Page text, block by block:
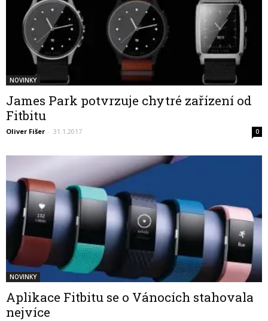
NOVINKY
James Park potvrzuje chytré zařízení od
Fitbitu
Oliver Fišer - 31.1.2017 0
NOVINKY
Aplikace Fitbitu se o Vánocích stahovala
nejvíce